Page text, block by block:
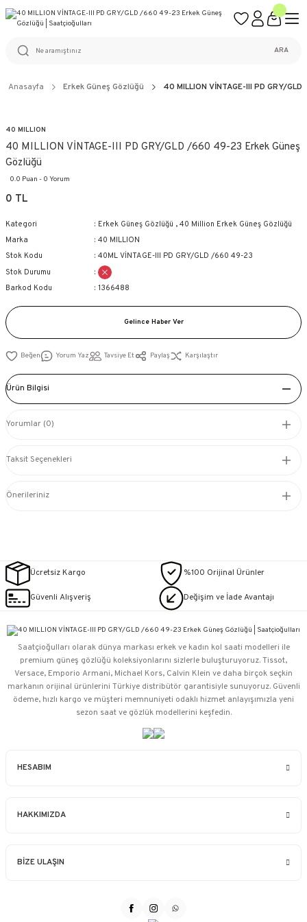
%100 ORİJİNAL ÜRÜN GARANTİSİ
ARA
Anasayfa Erkek Güneş Gözlüğü 40 MILLION VİNTAGE-III PD GRY/
40 MILLION
40 MILLION VİNTAGE-III PD GRY/GLD /660 49-23 Erkek Güneş
Gözlüğü
0.0 Puan - 0 Yorum
0 TL
Kategori Erkek Güneş Gözlüğü , 40 Million Erkek Güneş Gözlüğü
Marka
40 MILLION
Stok Kodu
40ML VİNTAGE-III PD GRY/GLD /660 49-23
Stok Durumu
Barkod Kodu
1366488
Gelince Haber Ver
Yorum Yaz Tavsiye Et Paylaş Karşılaştır
Ürün Bilgisi
Yorumlar (0)
Taksit Seçenekleri
Önerileriniz
Ücretsiz Kargo %100 Orijinal Ürünler
Güvenli Alışveriş Değişim ve İade Avantajı
HESABIM
HAKKIMIZDA
BİZE ULAŞIN
Saatçioğulları⁠ olarak dünya markası erkek ve kadın kol saati modelleri ile
premium güneş gözlüğü koleksiyonlarını sizlerle buluşturuyoruz. Tissot,
Versace, Emporio Armani, Michael Kors, Calvin Klein ve daha birçok seçkin
markanın orijinal ürünlerini Türkiye distribütör garantisiyle sunuyoruz. Güvenli
ödeme, hızlı kargo ve müşteri memnuniyeti odaklı hizmet anlayışımızla yeni
sezon saat ve gözlük modellerini keşfedin.